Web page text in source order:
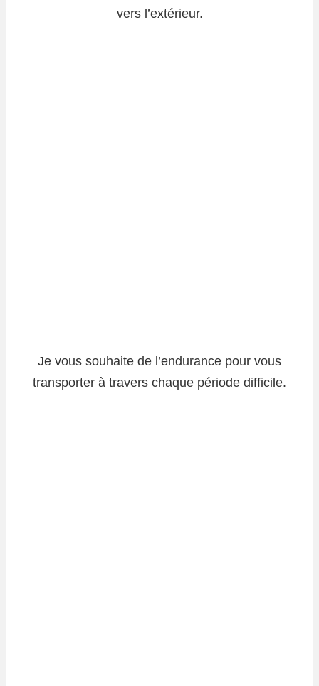
vers l’extérieur.
Je vous souhaite de l’endurance pour vous
transporter à travers chaque période difficile.